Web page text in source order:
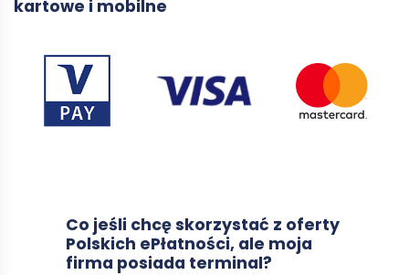
kartowe i mobilne
Co jeśli chcę skorzystać z oferty
Polskich ePłatności, ale moja
firma posiada terminal?